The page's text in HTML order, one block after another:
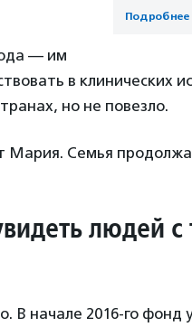
Подробнее
— им
в клинических
но не повезло.
Мария. Семья
людей
начале 2016-го фонд